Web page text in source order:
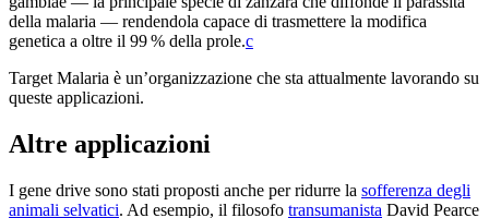
della malaria — rendendola capace di trasmettere la modifica
genetica a oltre il 99 % della prole.⁠c
Target Malaria è un’organizzazione che sta attualmente lavorando su
queste applicazioni.
Altre applicazioni
I gene drive sono stati proposti anche per ridurre la sofferenza degli
animali selvatici. Ad esempio, il filosofo transumanista David Pearce